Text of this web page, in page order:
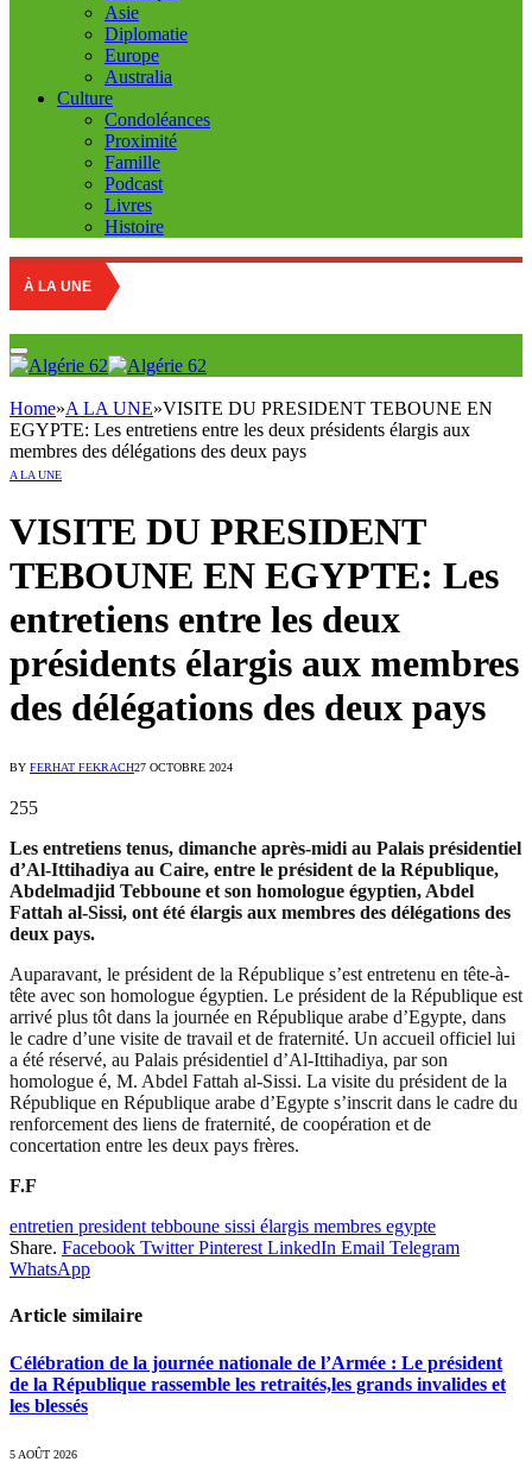
Asie
Diplomatie
Europe
Australia
Culture
Condoléances
Proximité
Famille
Podcast
Livres
Histoire
À LA UNE
Home»A LA UNE»VISITE DU PRESIDENT TEBOUNE EN
EGYPTE: Les entretiens entre les deux présidents élargis aux
membres des délégations des deux pays
A LA UNE
VISITE DU PRESIDENT
TEBOUNE EN EGYPTE: Les
entretiens entre les deux
présidents élargis aux membres
des délégations des deux pays
BY FERHAT FEKRACH27 OCTOBRE 2024
255
Les entretiens tenus, dimanche après-midi au Palais présidentiel
d’Al-Ittihadiya au Caire, entre le président de la République,
Abdelmadjid Tebboune et son homologue égyptien, Abdel
Fattah al-Sissi, ont été élargis aux membres des délégations des
deux pays.
Auparavant, le président de la République s’est entretenu en tête-à-
tête avec son homologue égyptien. Le président de la République est
arrivé plus tôt dans la journée en République arabe d’Egypte, dans
le cadre d’une visite de travail et de fraternité. Un accueil officiel lui
a été réservé, au Palais présidentiel d’Al-Ittihadiya, par son
homologue é, M. Abdel Fattah al-Sissi. La visite du président de la
République en République arabe d’Egypte s’inscrit dans le cadre du
renforcement des liens de fraternité, de coopération et de
concertation entre les deux pays frères.
F.F
entretien president tebboune sissi élargis membres egypte
Share. Facebook Twitter Pinterest LinkedIn Email Telegram
WhatsApp
Article similaire
Célébration de la journée nationale de l’Armée : Le président
de la République rassemble les retraités,les grands invalides et
les blessés
5 AOÛT 2026